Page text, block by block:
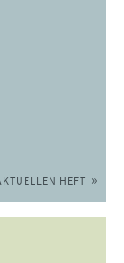
HEFT